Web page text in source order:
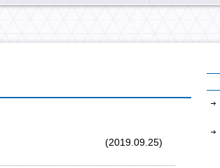
(2019.09.25)